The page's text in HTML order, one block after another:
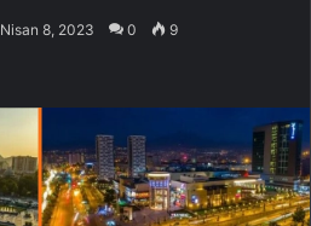
Nisan 8, 2023 0 9